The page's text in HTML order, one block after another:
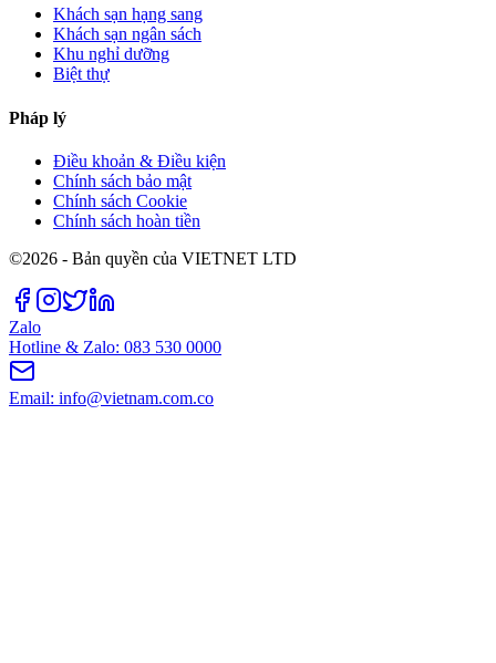
Khách sạn hạng sang
Khách sạn ngân sách
Khu nghỉ dưỡng
Biệt thự
Pháp lý
Điều khoản & Điều kiện
Chính sách bảo mật
Chính sách Cookie
Chính sách hoàn tiền
©2026 - Bản quyền của VIETNET LTD
Zalo
Hotline & Zalo: 083 530 0000
Email: info@vietnam.com.co